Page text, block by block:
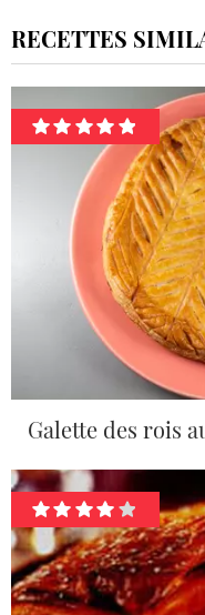
RECETTES
Galette des rois